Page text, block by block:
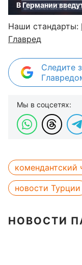
В Германии
Наши стандарты:
Главред
Следите
Мы в соцсетях:
комендантский
новости Турции
НОВОСТИ